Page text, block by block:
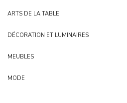
ARTS DE LA TABLE
DÉCORATION ET LUMINAIRES
MEUBLES
MODE